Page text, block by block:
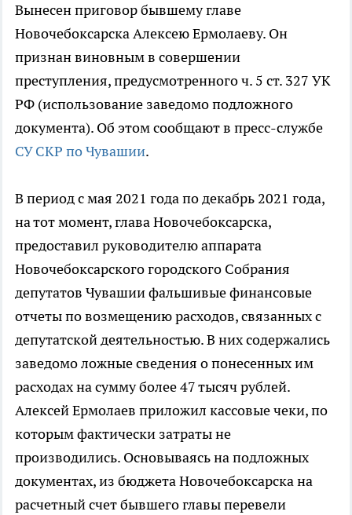
Вынесен приговор бывшему главе
Новочебоксарска Алексею Ермолаеву. Он
признан виновным в совершении
преступления, предусмотренного ч. 5 ст. 327 УК
РФ (использование заведомо подложного
документа). Об этом сообщают в пресс-службе
СУ СКР по Чувашии.
В период с мая 2021 года по декабрь 2021 года,
на тот момент, глава Новочебоксарска,
предоставил руководителю аппарата
Новочебоксарского городского Собрания
депутатов Чувашии фальшивые финансовые
отчеты по возмещению расходов, связанных с
депутатской деятельностью. В них содержались
заведомо ложные сведения о понесенных им
расходах на сумму более 47 тысяч рублей.
Алексей Ермолаев приложил кассовые чеки, по
которым фактически затраты не
производились. Основываясь на подложных
документах, из бюджета Новочебоксарска на
расчетный счет бывшего главы перевели